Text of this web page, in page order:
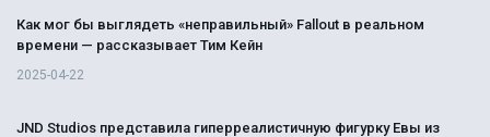
Как мог бы выглядеть «неправильный» Fallout в реальном
времени — рассказывает Тим Кейн
2025-04-22
JND Studios представила гиперреалистичную фигурку Евы из